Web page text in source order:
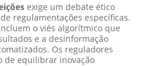
exige um debate ético
regulamentações específicas.
o viés algorítmico que
e a desinformação
Os reguladores
de equilibrar inovação